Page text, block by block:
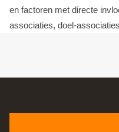
en factoren met directe
associaties, doel-